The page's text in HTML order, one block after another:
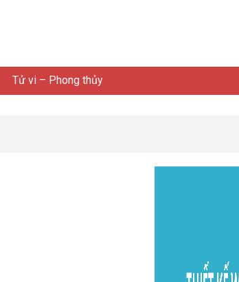
Tử vi – Phong thủy